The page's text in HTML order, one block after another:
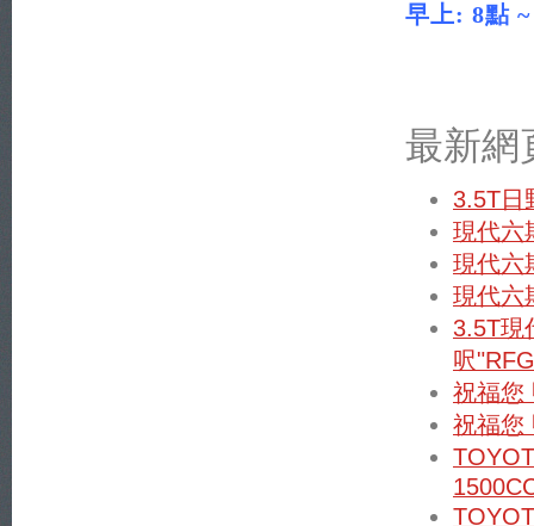
早上: 8點
最新網
3.5T日
現代六
現代六
現代六
3.5T現
呎
祝福您
祝福您